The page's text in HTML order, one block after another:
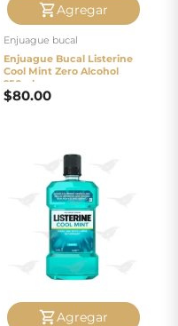
Agregar
Enjuague bucal
Enjuague Bucal Listerine
Cool Mint Zero Alcohol
250ml
$80.00
Agregar